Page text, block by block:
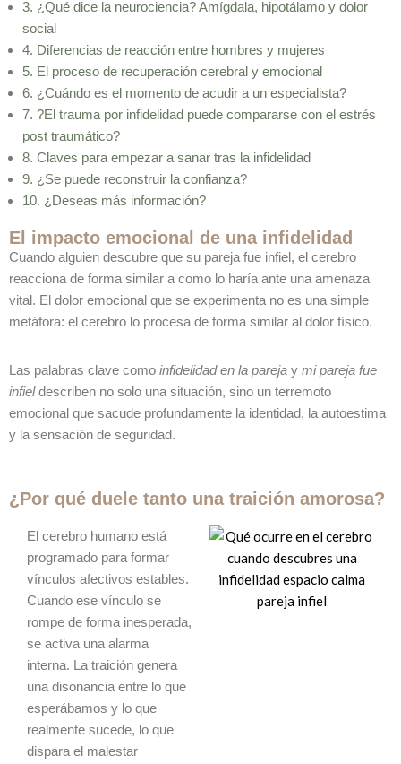
3. ¿Qué dice la neurociencia? Amígdala, hipotálamo y dolor
social
4. Diferencias de reacción entre hombres y mujeres
5. El proceso de recuperación cerebral y emocional
6. ¿Cuándo es el momento de acudir a un especialista?
7. ?El trauma por infidelidad puede compararse con el estrés
post traumático?
8. Claves para empezar a sanar tras la infidelidad
9. ¿Se puede reconstruir la confianza?
10. ¿Deseas más información?
El impacto emocional de una infidelidad
Cuando alguien descubre que su pareja fue infiel, el cerebro
reacciona de forma similar a como lo haría ante una amenaza
vital. El dolor emocional que se experimenta no es una simple
metáfora: el cerebro lo procesa de forma similar al dolor físico.
Las palabras clave como infidelidad en la pareja y mi pareja fue
infieldescriben no solo una situación, sino un terremoto
emocional que sacude profundamente la identidad, la autoestima
y la sensación de seguridad.
¿Por qué duele tanto una traición amorosa?
El cerebro humano está
programado para formar
vínculos afectivos estables.
Cuando ese vínculo se
rompe de forma inesperada,
se activa una alarma
interna. La traición genera
una disonancia entre lo que
esperábamos y lo que
realmente sucede, lo que
dispara el malestar